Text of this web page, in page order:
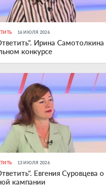
16 ИЮЛЯ 2026
Ирина Самотолкина
конкурсе
13 ИЮЛЯ 2026
Евгения Суровцева о
кампании